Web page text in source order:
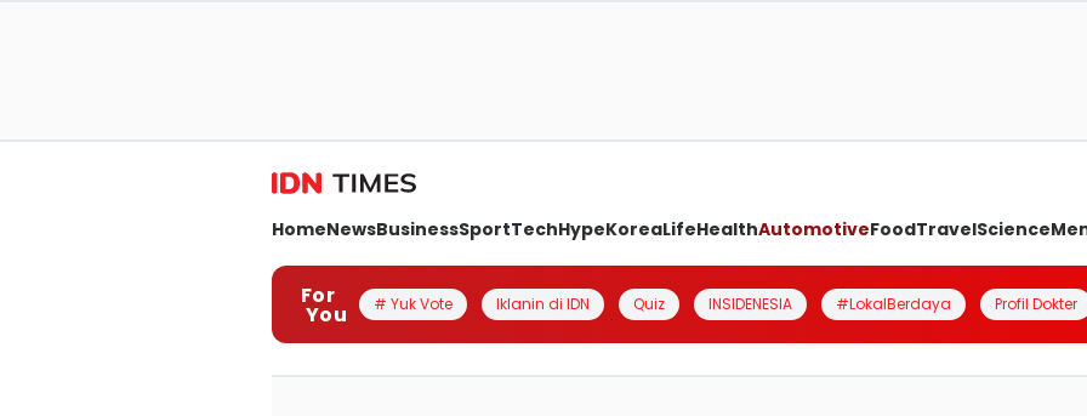
HomeNewsBusinessSportTechHypeKoreaLifeHealthAutomotiveFoodTravelScience
For
You # Yuk Vote Iklanin di IDN Quiz INSIDENESIA #LokalBerdaya Profil Dokter